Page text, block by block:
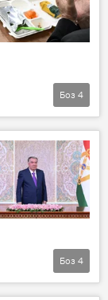
Боз 4
Боз 4